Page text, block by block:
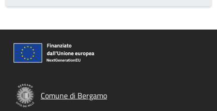
Comune di Bergamo